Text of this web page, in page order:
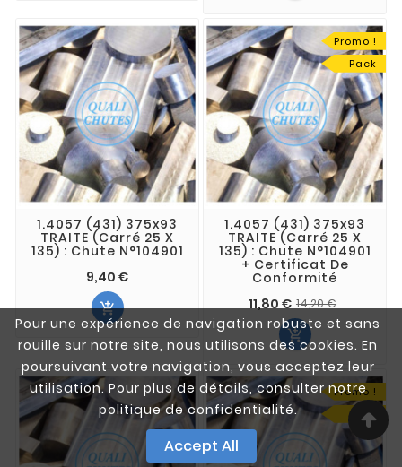
Pour une expérience de navigation robuste et sans
rouille sur notre site, nous utilisons des cookies. En
poursuivant votre navigation, vous acceptez leur
utilisation. Pour plus de détails, consulter notre
politique de confidentialité.
Accept All
1.4057 (431) 375x93
TRAITE (Carré 25 X
135) : Chute N°104901
9,40 €

Promo !
Pack
1.4057 (431) 375x93
TRAITE (Carré 25 X
135) : Chute N°104901
+ Certificat De
Conformité
11,80 € 14,20 €

Promo !
Pack